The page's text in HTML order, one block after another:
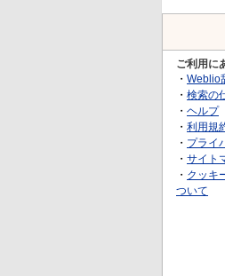
ご利用に
・ Weblio
・ 検索の
・ ヘルプ
・ 利用規
・ プライ
・ サイト
・ クッキ
ついて